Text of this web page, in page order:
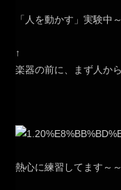
「人を動かす」実験中
↑
楽器の前に、まず人か
熱心に練習してます～